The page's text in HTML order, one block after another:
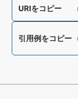
URIをコピー
引用例をコピー